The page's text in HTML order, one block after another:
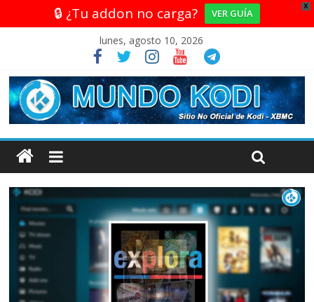
X
🔒 ¿Tu addon no carga? VER GUÍA
lunes, agosto 10, 2026